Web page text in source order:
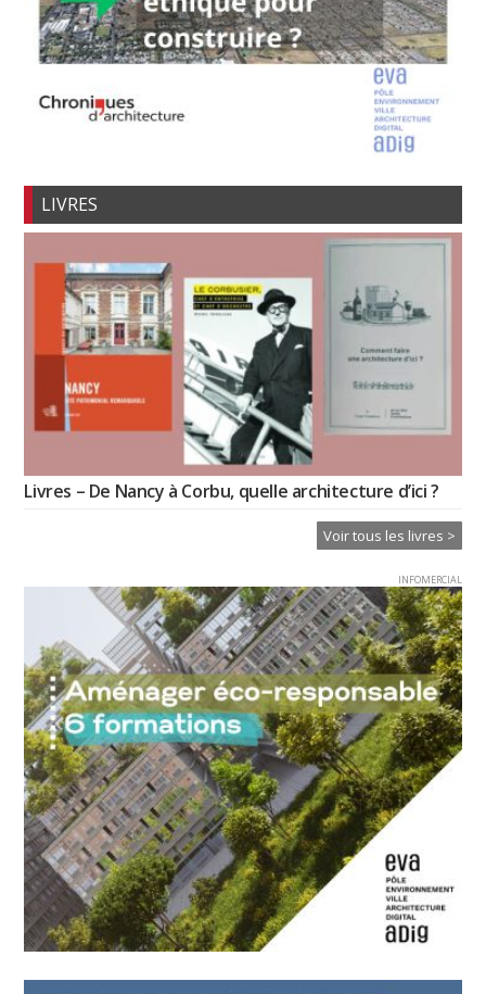
LIVRES
Livres – De Nancy à Corbu, quelle architecture d’ici ?
Voir tous les livres >
INFOMERCIAL